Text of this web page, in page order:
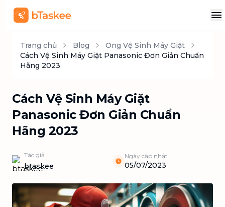
Trang chủ Blog
Ong Vệ Sinh Máy Giặt
Cách Vệ Sinh Máy Giặt Panasonic Đơn Giản Chuẩn
Hãng 2023
Cách Vệ Sinh Máy Giặt
Panasonic Đơn Giản Chuẩn
Hãng 2023
Tác giả
btaskee
Ngày cập nhật
05/07/2023